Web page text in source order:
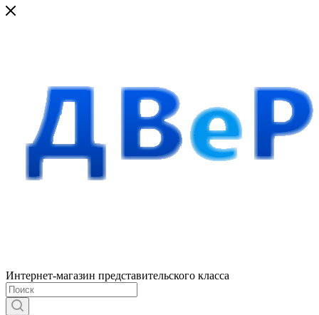
Интернет-магазин представительского класса